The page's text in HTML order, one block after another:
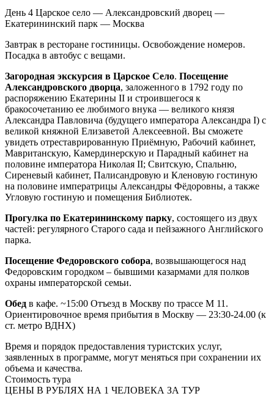
День 4 Царское село — Александровский дворец —
Екатерининский парк — Москва
Завтрак в ресторане гостиницы. Освобождение номеров.
Посадка в автобус с вещами.
Загородная экскурсия в Царское Село. Посещение
Александровского дворца, заложенного в 1792 году по
распоряжению Екатерины II и строившегося к
бракосочетанию ее любимого внука — великого князя
Александра Павловича (будущего императора Александра I) с
великой княжной Елизаветой Алексеевной. Вы сможете
увидеть отреставрированную Приёмную, Рабочий кабинет,
Мавританскую, Камердинерскую и Парадный кабинет на
половине императора Николая II; Свитскую, Спальню,
Сиреневый кабинет, Палисандровую и Кленовую гостиную
на половине императрицы Александры Фёдоровны, а также
Угловую гостиную и помещения Библиотек.
Прогулка по Екатерининскому парку, состоящего из двух
частей: регулярного Старого сада и пейзажного Английского
парка.
Посещение Федоровского собора, возвышающегося над
Федоровским городком – бывшими казармами для полков
охраны императорской семьи.
Обед в кафе. ~15:00 Отъезд в Москву по трассе М 11.
Ориентировочное время прибытия в Москву — 23:30-24.00 (к
ст. метро ВДНХ)
Время и порядок предоставления туристских услуг,
заявленных в программе, могут меняться при сохранении их
объема и качества.
Стоимость тура
ЦЕНЫ В РУБЛЯХ НА 1 ЧЕЛОВЕКА ЗА ТУР